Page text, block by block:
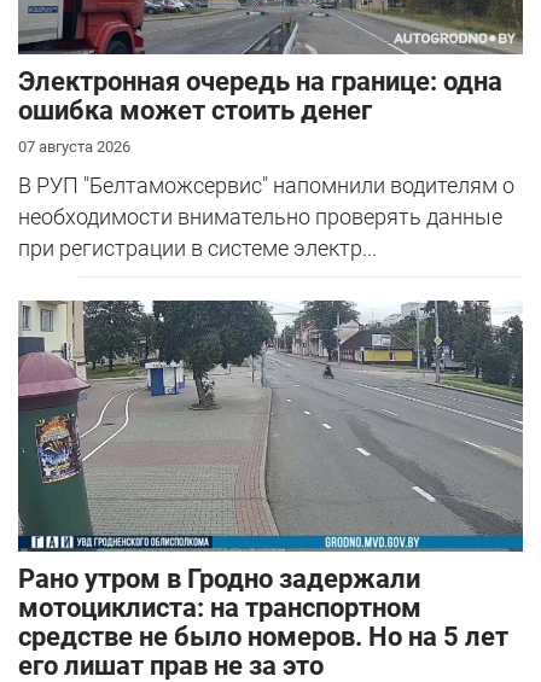
Электронная очередь на границе: одна
ошибка может стоить денег
07 августа 2026
В РУП "Белтаможсервис" напомнили водителям о
необходимости внимательно проверять данные
при регистрации в системе электр...
Рано утром в Гродно задержали
мотоциклиста: на транспортном
средстве не было номеров. Но на 5 лет
его лишат прав не за это